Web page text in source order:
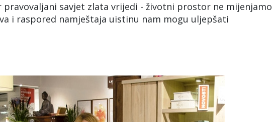
savjet zlata vrijedi - životni prostor ne mijenjamo
i raspored namještaja uistinu nam mogu uljepšati